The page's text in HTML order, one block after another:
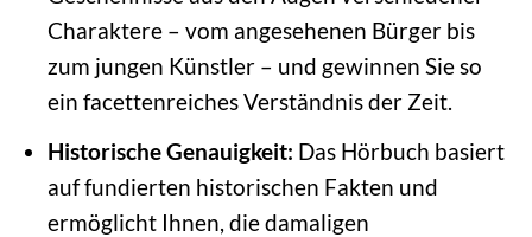
Charaktere – vom angesehenen Bürger bis
zum jungen Künstler – und gewinnen Sie so
ein facettenreiches Verständnis der Zeit.
Historische Genauigkeit: Das Hörbuch basiert
auf fundierten historischen Fakten und
ermöglicht Ihnen, die damaligen